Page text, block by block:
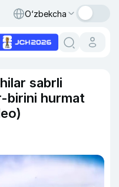
O‘zbekcha
sabrli
birini hurmat